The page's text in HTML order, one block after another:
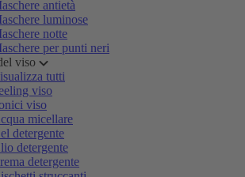
antietà
luminose
notte
per punti neri
viso
tutti
viso
viso
micellare
detergente
detergente
detergente